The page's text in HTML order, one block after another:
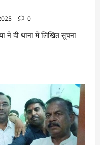
0
ने दी थाना में लिखित सूचना